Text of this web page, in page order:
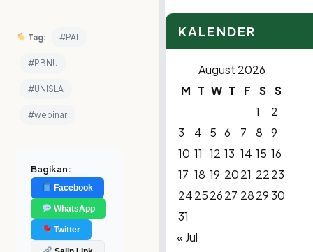
Tag: #PAI
#PBNU
#UNISLA
#webinar
Bagikan:
Facebook
WhatsApp
Twitter
KALENDER
August 2026
M T W T F S S
1
2
3
4 5 6 7 8
9
10 11 12 13 14 15 16
17 18 19 2021 2223
24252627 282930
31
« Jul